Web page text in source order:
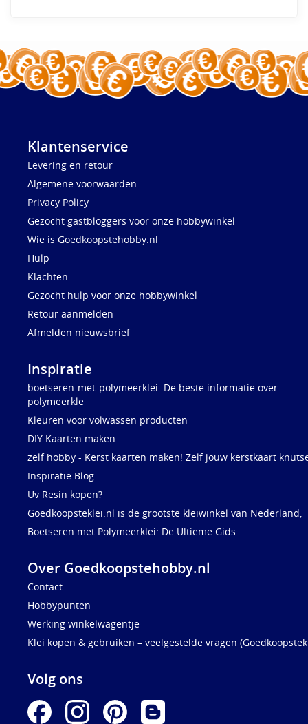
Klantenservice
Levering en retour
Algemene voorwaarden
Privacy Policy
Gezocht gastbloggers voor onze hobbywinkel
Wie is Goedkoopstehobby.nl
Hulp
Klachten
Gezocht hulp voor onze hobbywinkel
Retour aanmelden
Afmelden nieuwsbrief
Inspiratie
boetseren-met-polymeerklei. De beste informatie over
polymeerkle
Kleuren voor volwassen producten
DIY Kaarten maken
zelf hobby - Kerst kaarten maken! Zelf jouw kerstkaart
Inspiratie Blog
Uv Resin kopen?
Goedkoopsteklei.nl is de grootste kleiwinkel van Nederland,
Boetseren met Polymeerklei: De Ultieme Gids
Over Goedkoopstehobby.nl
Contact
Hobbypunten
Werking winkelwagentje
Klei kopen & gebruiken – veelgestelde vragen
Volg ons